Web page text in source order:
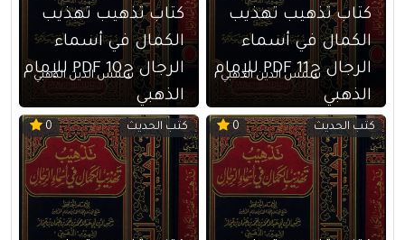
كتاب تذهيب تهذيب
الكمال في أسماء
الرجال ج11 PDF للإمام
الذهبي
شمس الدين الذهبي
كتاب تذهيب تهذيب
الكمال في أسماء
الرجال ج10 PDF للإمام
الذهبي
شمس الدين الذهبي
كتب الحديث 0 كتب الحديث 0